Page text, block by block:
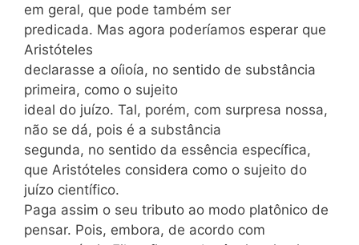
em geral, que pode também ser
predicada. Mas agora poderíamos esperar que
Aristóteles
declarasse a oíioía, no sentido de substância
primeira, como o sujeito
ideal do juízo. Tal, porém, com surpresa nossa,
não se dá, pois é a substância
segunda, no sentido da essência específica,
que Aristóteles considera como o sujeito do
juízo científico.
Paga assim o seu tributo ao modo platônico de
pensar. Pois, embora, de acordo com